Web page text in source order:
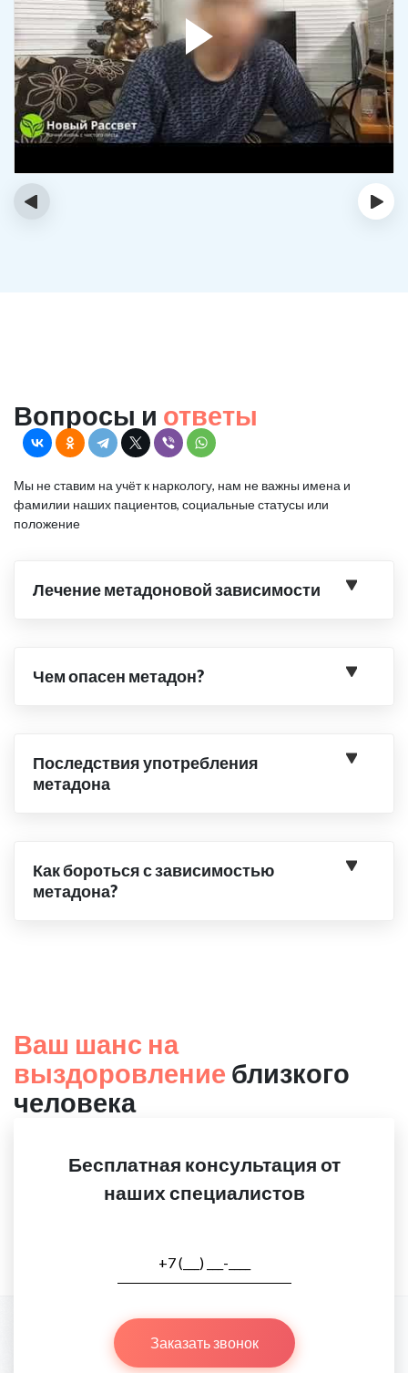
‹ ›
Вопросы и ответы
Мы не ставим на учёт к наркологу, нам не важны имена и
фамилии наших пациентов, социальные статусы или
положение
Лечение метадоновой зависимости
Чем опасен метадон?
Последствия употребления
метадона
Как бороться с зависимостью
метадона?
Ваш шанс на
выздоровление близкого
человека
Бесплатная консультация от
наших специалистов
Заказать звонок